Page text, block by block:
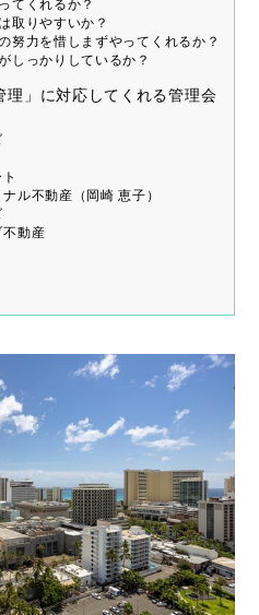
てくれるか？
取りやすいか？
努力を惜しまずやってくれるか？
しっかりしているか？
」に対応してくれる管理会
ル不動産（岡崎 恵子）
不動産